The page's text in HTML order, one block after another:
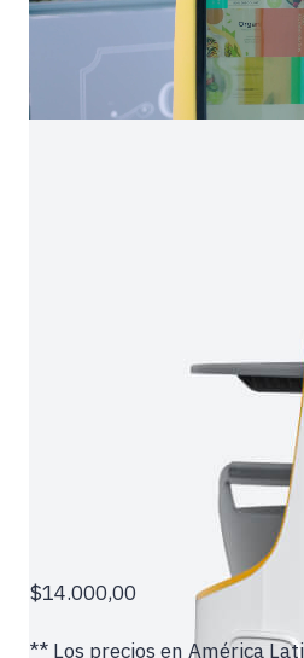
$14.000,00
** Los precios en América